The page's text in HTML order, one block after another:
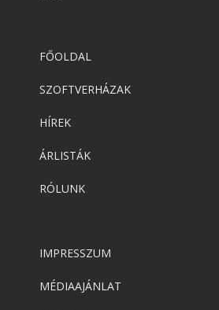
FŐOLDAL
SZOFTVERHÁZAK
HÍREK
ÁRLISTÁK
RÓLUNK
IMPRESSZUM
MÉDIAAJÁNLAT